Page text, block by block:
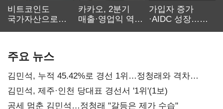
비트코인도
국가자산으로…'
카카오, 2분기
매출·영업익 역대
가입자 증가
·AIDC 성장…
주요 뉴스
김민석, 누적 45.42%로 경선 1위…정청래와 격차
0.86%p(2보)
김민석, 제주·인천 당대표 경선서 '1위'(1보)
공세 멈춘 김민석…정청래 "갈등은 제가 수습"